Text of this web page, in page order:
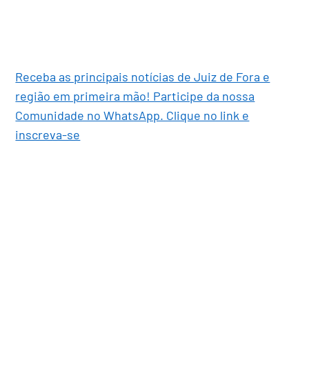
Receba as principais notícias de Juiz de Fora e
região em primeira mão! Participe da nossa
Comunidade no WhatsApp. Clique no link e
inscreva-se